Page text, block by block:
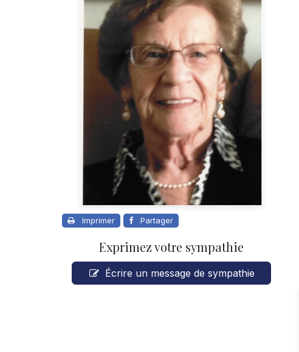
Imprimer Partager
Exprimez votre sympathie
Écrire un message de sympathie